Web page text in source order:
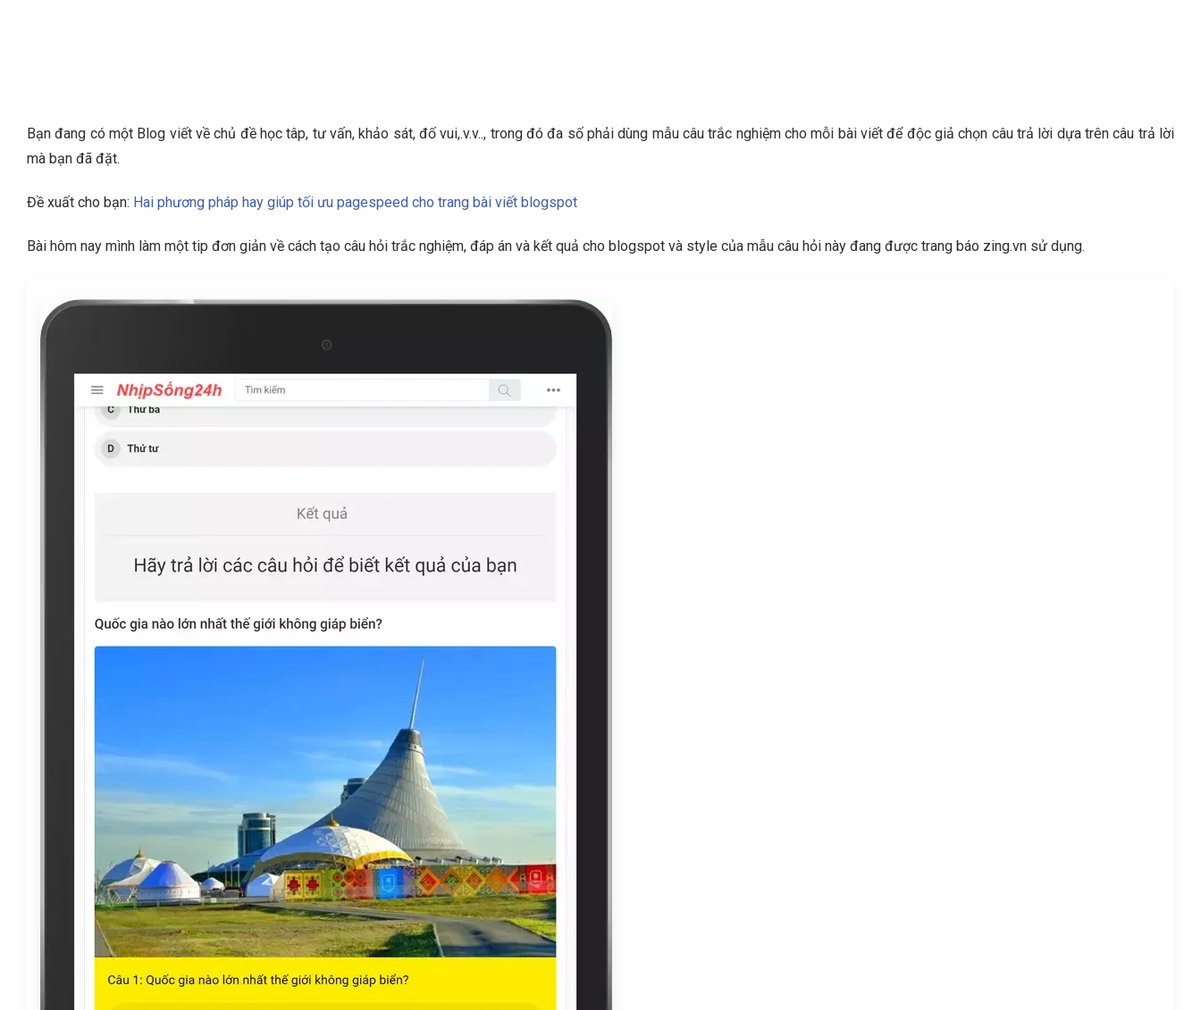
Bạn đang có một Blog viết về chủ đề học tâp, tư vấn, khảo sát, đố vui,.v.v.., trong đó đa số phải dùng mẫu câu trắc nghiệm cho mỗi bài viết để độc giả chọn câu trả lời dựa trên câu trả lời
mà bạn đã đặt.
Đề xuất cho bạn: Hai phương pháp hay giúp tối ưu pagespeed cho trang bài viết blogspot
Bài hôm nay mình làm một tip đơn giản về cách tạo câu hỏi trắc nghiệm, đáp án và kết quả cho blogspot và style của mẫu câu hỏi này đang được trang báo zing.vn sử dụng.